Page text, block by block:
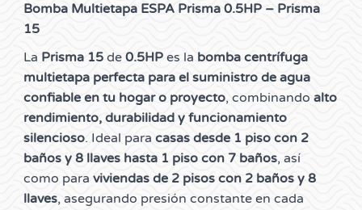
Bomba Multietapa ESPA Prisma 0.5HP – Prisma
15
La Prisma 15 de 0.5HP es la bomba centrífuga
multietapa perfecta para el suministro de agua
confiable en tu hogar o proyecto, combinando alto
rendimiento, durabilidad y funcionamiento
silencioso. Ideal para casas desde 1 piso con 2
baños y 8 llaves hasta 1 piso con 7 baños, así
como para viviendas de 2 pisos con 2 baños y 8
llaves, asegurando presión constante en cada